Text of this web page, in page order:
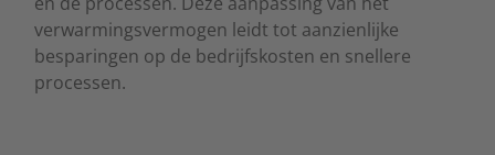
verwarmingsvermogen leidt tot aanzienlijke
besparingen op de bedrijfskosten en snellere
processen.